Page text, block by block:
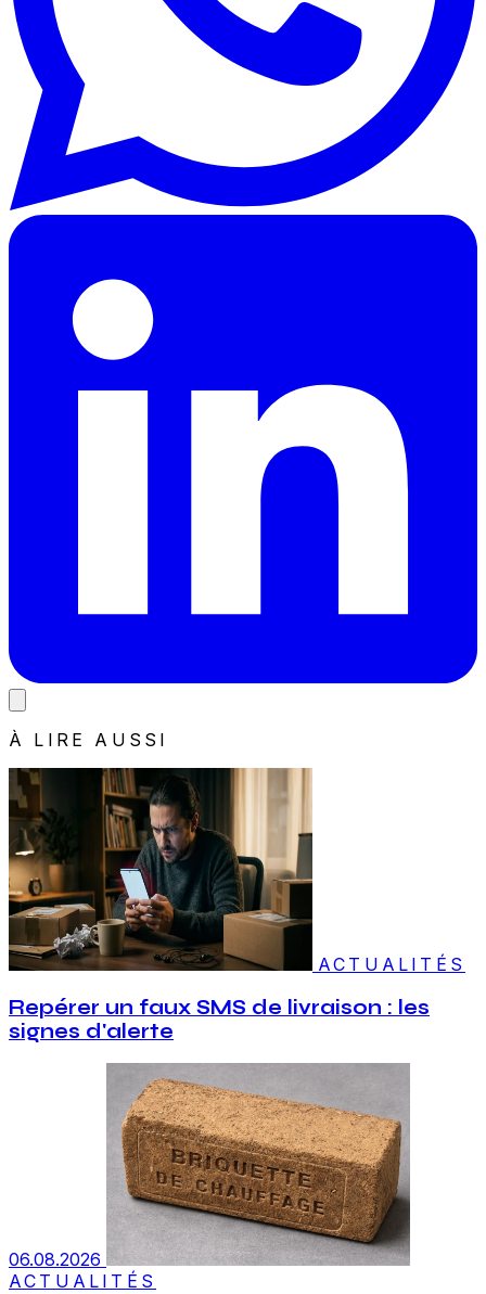
À LIRE AUSSI
ACTUALITÉS
Repérer un faux SMS de livraison : les
signes d'alerte
06.08.2026
ACTUALITÉS